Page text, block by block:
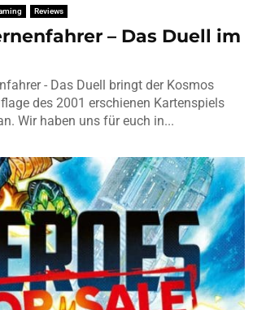
Reviews
– Das Duell im
- Das Duell bringt der Kosmos
des 2001 erschienen Kartenspiels
Wir haben uns für euch in...